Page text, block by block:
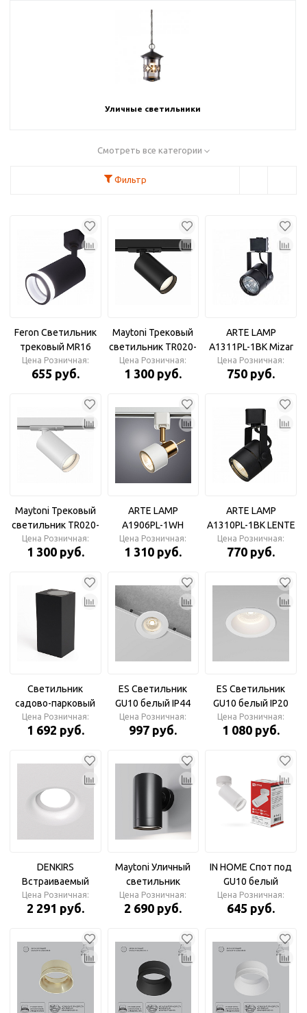
Уличные светильники
Смотреть все категории
Фильтр
Feron Светильник
трековый MR16
GU10 черный AL161
Цена Розничная:
655 руб.
Maytoni Трековый
светильник TR020-
1-GU10-B
Цена Розничная:
1 300 руб.
ARTE LAMP
A1311PL-1BK Mizar
Светильник
трековый
Цена Розничная:
750 руб.
Maytoni Трековый
светильник TR020-
1-GU10-W
Цена Розничная:
1 300 руб.
ARTE LAMP
A1906PL-1WH
ALMACH
Светильник
Цена Розничная:
1 310 руб.
ARTE LAMP
A1310PL-1BK LENTE
Светильник
трековый
Цена Розничная:
770 руб.
Светильник
садово-парковый
GU10*2 DH051
черный
Цена Розничная:
1 692 руб.
ES Светильник
GU10 белый IP44
City
Цена Розничная:
997 руб.
ES Светильник
GU10 белый IP20
Andi
Цена Розничная:
1 080 руб.
DENKIRS
Встраиваемый
светильник
«ВТЯЖКА» GU10
Цена Розничная:
2 291 руб.
Maytoni Уличный
светильник
O493WL-01B Clyde
GU10х1 10 Вт IP 54
Цена Розничная:
2 690 руб.
IN HOME Спот под
GU10 белый
55х55x140мм
Цена Розничная:
645 руб.